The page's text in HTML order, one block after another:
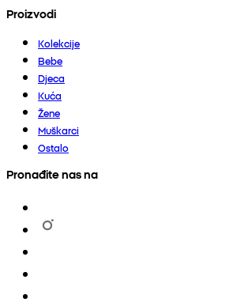
Proizvodi
Kolekcije
Bebe
Djeca
Kuća
Žene
Muškarci
Ostalo
Pronađite nas na